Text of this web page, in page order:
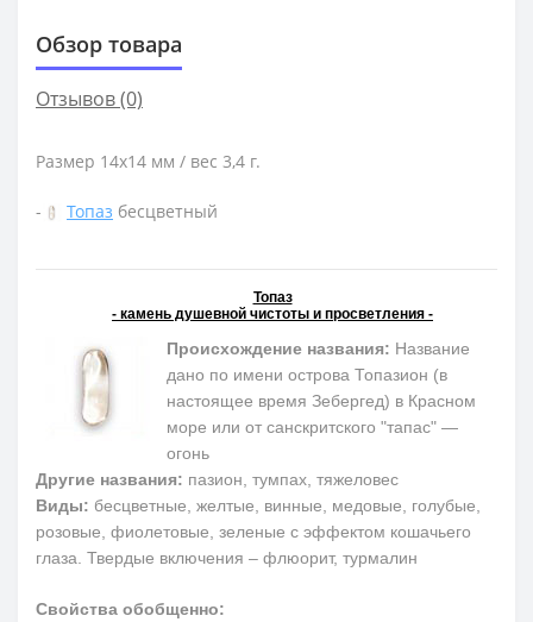
Обзор товара
Отзывов (0)
Размер 14х14 мм / вес 3,4 г.
- Топаз бесцветный
Топаз
- камень душевной чистоты и просветления -
Происхождение названия: Название
дано по имени острова Топазион (в
настоящее время Зебергед) в Красном
море или от санскритского "тапас" —
огонь
Другие названия: пазион, тумпах, тяжеловес
Виды: бесцветные, желтые, винные, медовые, голубые,
розовые, фиолетовые, зеленые с эффектом кошачьего
глаза. Твердые включения – флюорит, турмалин
Свойства обобщенно: